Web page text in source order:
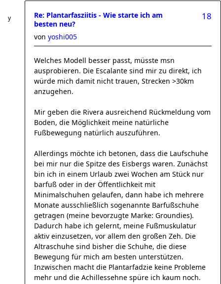
Re: Plantarfasziitis - Wie starte ich am
besten neu?
18
von yoshi005
Welches Modell besser passt, müsste msn
ausprobieren. Die Escalante sind mir zu direkt, ich
würde mich damit nicht trauen, Strecken >30km
anzugehen.
Mir geben die Rivera ausreichend Rückmeldung vom
Boden, die Möglichkeit meine natürliche
Fußbewegung natürlich auszuführen.
Allerdings möchte ich betonen, dass die Laufschuhe
bei mir nur die Spitze des Eisbergs waren. Zunächst
bin ich in einem Urlaub zwei Wochen am Stück nur
barfuß oder in der Öffentlichkeit mit
Minimalschuhen gelaufen, dann habe ich mehrere
Monate ausschließlich sogenannte Barfußschuhe
getragen (meine bevorzugte Marke: Groundies).
Dadurch habe ich gelernt, meine Fußmuskulatur
aktiv einzusetzen, vor allem den großen Zeh. Die
Altraschuhe sind bisher die Schuhe, die diese
Bewegung für mich am besten unterstützen.
Inzwischen macht die Plantarfadzie keine Probleme
mehr und die Achillessehne spüre ich kaum noch.